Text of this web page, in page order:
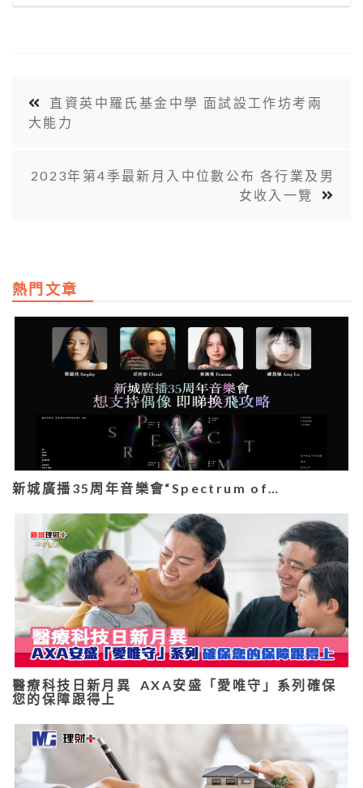
直資英中羅氏基金中學 面試設工作坊考兩
大能力
2023年第4季最新月入中位數公布 各行業及男
女收入一覽
熱門文章
新城廣播35周年音樂會“Spectrum of…
醫療科技日新月異 AXA安盛「愛唯守」系列確保
您的保障跟得上